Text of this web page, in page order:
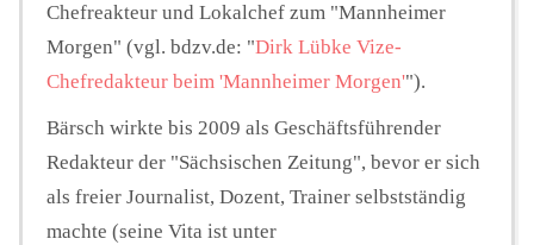
Chefreakteur und Lokalchef zum "Mannheimer
Morgen" (vgl. bdzv.de: "Dirk Lübke Vize-
Chefredakteur beim 'Mannheimer Morgen'").
Bärsch wirkte bis 2009 als Geschäftsführender
Redakteur der "Sächsischen Zeitung", bevor er sich
als freier Journalist, Dozent, Trainer selbstständig
machte (seine Vita ist unter